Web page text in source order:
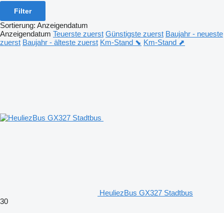
Filter
Sortierung: Anzeigendatum
Anzeigendatum Teuerste zuerst Günstigste zuerst Baujahr - neueste
zuerst Baujahr - älteste zuerst Km-Stand ⬊ Km-Stand ⬈
HeuliezBus GX327 Stadtbus
30